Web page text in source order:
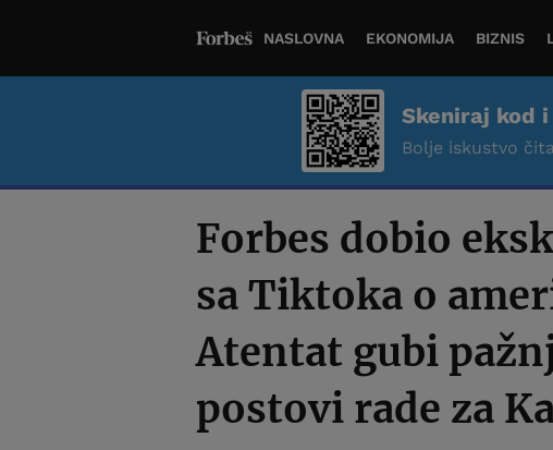
NASLOVNA EKONOMIJA BIZNIS
Skeniraj kod
Bolje iskustvo
Forbes dobio
sa Tiktoka o
Atentat gubi
postovi rade za